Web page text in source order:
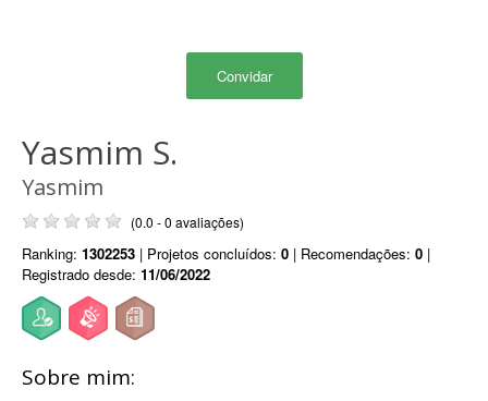
Convidar
Yasmim S.
Yasmim
(0.0 - 0 avaliações)
Ranking: 1302253 | Projetos concluídos: 0 | Recomendações: 0 |
Registrado desde: 11/06/2022
Sobre mim: